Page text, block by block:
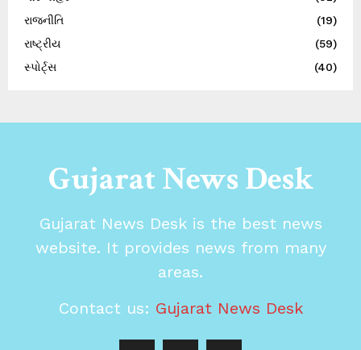
રાજનીતિ
(19)
રાષ્ટ્રીય
(59)
સ્પોર્ટ્સ
(40)
Gujarat News Desk
Gujarat News Desk is the best news
website. It provides news from many
areas.
Contact us: Gujarat News Desk